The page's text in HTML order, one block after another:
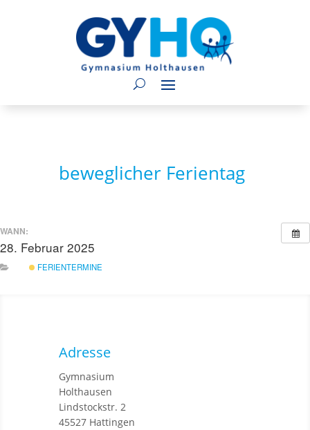
beweglicher Ferientag
WANN:
28. Februar 2025
FERIENTERMINE
Adresse
Gymnasium
Holthausen
Lindstockstr. 2
45527 Hattingen